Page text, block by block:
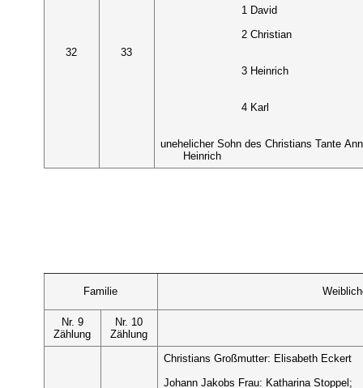
32 33
1 David
2 Christian
3 Heinrich
4 Karl
unehelicher Sohn des Christians Tante
Heinrich
Familie
Nr. 9
Zählung
Nr. 10
Zählung
Christians Großmutter: Elisabeth Eckert
Johann Jakobs Frau: Katharina Stoppel;